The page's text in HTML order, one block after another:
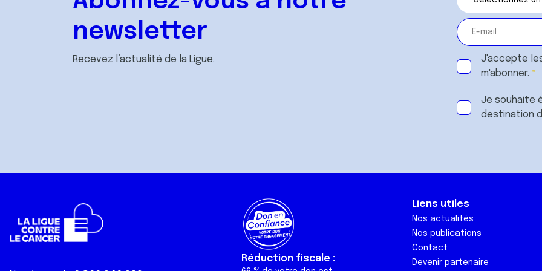
newsletter
Recevez l’actualité de la Ligue. J'accepte
m'abonner.
Je souhaite
destination
Réduction fiscale :
Liens utiles
Nos actualités
Nos publications
Contact
Devenir partenaire